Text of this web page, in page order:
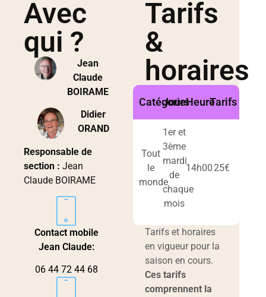
Avec
qui ?
Jean
Claude
BOIRAME
Didier
ORAND
Responsable de
section : Jean
Claude BOIRAME
Contact mobile
Jean Claude:
06 44 72 44 68
Tarifs
&
horaires
Catégorie
JoursHeureTarifs
Tout
le
monde
1er et
3ème
mardi
de
chaque
mois
14h0025€
Tarifs et horaires
en vigueur pour la
saison en cours.
Ces tarifs
comprennent la